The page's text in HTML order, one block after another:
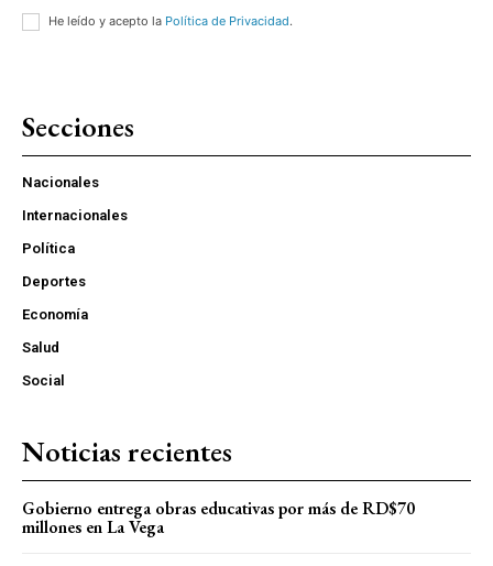
He leído y acepto la Política de Privacidad.
Secciones
Nacionales
Internacionales
Política
Deportes
Economía
Salud
Social
Noticias recientes
Gobierno entrega obras educativas por más de RD$70
millones en La Vega